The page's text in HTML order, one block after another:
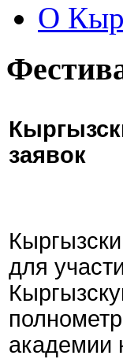
О
заявок
для
академии